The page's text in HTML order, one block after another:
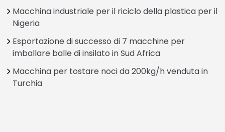
Macchina industriale per il riciclo della plastica per il
Nigeria
Esportazione di successo di 7 macchine per
imballare balle di insilato in Sud Africa
Macchina per tostare noci da 200kg/h venduta in
Turchia